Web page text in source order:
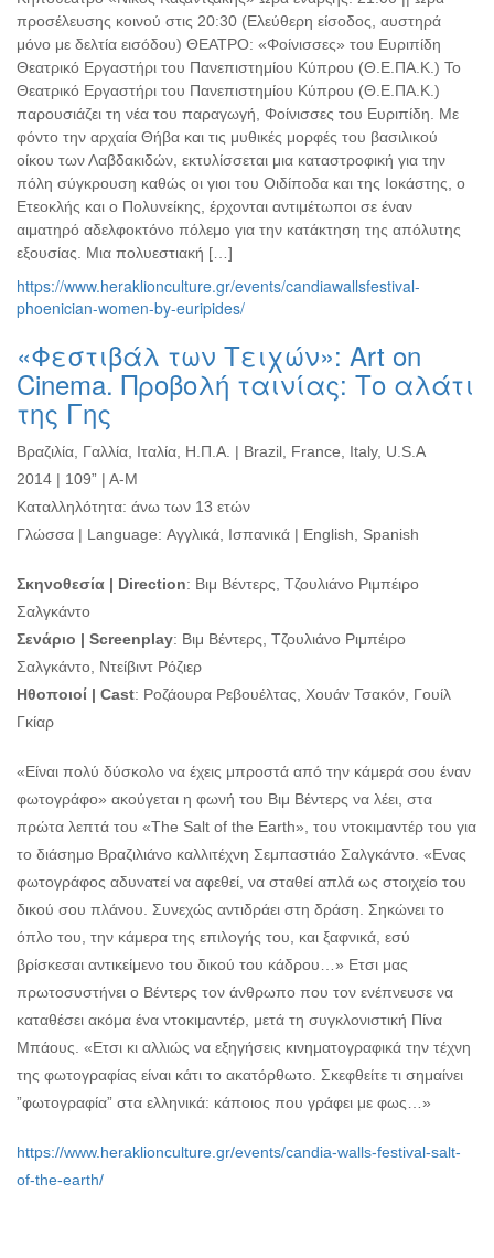
προσέλευσης κοινού στις 20:30 (Ελεύθερη είσοδος, αυστηρά
μόνο με δελτία εισόδου) ΘΕΑΤΡΟ: «Φοίνισσες» του Ευριπίδη
Θεατρικό Εργαστήρι του Πανεπιστημίου Κύπρου (Θ.Ε.ΠΑ.Κ.) Το
Θεατρικό Εργαστήρι του Πανεπιστημίου Κύπρου (Θ.Ε.ΠΑ.Κ.)
παρουσιάζει τη νέα του παραγωγή, Φοίνισσες του Ευριπίδη. Με
φόντο την αρχαία Θήβα και τις μυθικές μορφές του βασιλικού
οίκου των Λαβδακιδών, εκτυλίσσεται μια καταστροφική για την
πόλη σύγκρουση καθώς οι γιοι του Οιδίποδα και της Ιοκάστης, ο
Ετεοκλής και ο Πολυνείκης, έρχονται αντιμέτωποι σε έναν
αιματηρό αδελφοκτόνο πόλεμο για την κατάκτηση της απόλυτης
εξουσίας. Μια πολυεστιακή […]
https://www.heraklionculture.gr/events/candiawallsfestival-
phoenician-women-by-euripides/
«Φεστιβάλ των Τειχών»: Art on
Cinema. Προβολή ταινίας: Το αλάτι
της Γης
Bραζιλία, Γαλλία, Ιταλία, Η.Π.Α. | Brazil, France, Italy, U.S.A
2014 | 109” | A-M
Καταλληλότητα: άνω των 13 ετών
Γλώσσα | Language: Αγγλικά, Ισπανικά | English, Spanish
Σκηνοθεσία | Direction: Βιμ Βέντερς, Τζουλιάνο Ριμπέιρο
Σαλγκάντο
Σενάριο | Screenplay: Βιμ Βέντερς, Τζουλιάνο Ριμπέιρο
Σαλγκάντο, Ντείβιντ Ρόζιερ
Ηθοποιοί | Cast: Ροζάουρα Ρεβουέλτας, Χουάν Τσακόν, Γουίλ
Γκίαρ
«Είναι πολύ δύσκολο να έχεις μπροστά από την κάμερά σου έναν
φωτογράφο» ακούγεται η φωνή του Βιμ Βέντερς να λέει, στα
πρώτα λεπτά του «The Salt of the Earth», του ντοκιμαντέρ του για
το διάσημο Βραζιλιάνο καλλιτέχνη Σεμπαστιάο Σαλγκάντο. «Ενας
φωτογράφος αδυνατεί να αφεθεί, να σταθεί απλά ως στοιχείο του
δικού σου πλάνου. Συνεχώς αντιδράει στη δράση. Σηκώνει το
όπλο του, την κάμερα της επιλογής του, και ξαφνικά, εσύ
βρίσκεσαι αντικείμενο του δικού του κάδρου…» Ετσι μας
πρωτοσυστήνει ο Βέντερς τον άνθρωπο που τον ενέπνευσε να
καταθέσει ακόμα ένα ντοκιμαντέρ, μετά τη συγκλονιστική Πίνα
Μπάους. «Ετσι κι αλλιώς να εξηγήσεις κινηματογραφικά την τέχνη
της φωτογραφίας είναι κάτι το ακατόρθωτο. Σκεφθείτε τι σημαίνει
”φωτογραφία” στα ελληνικά: κάποιος που γράφει με φως…»
https://www.heraklionculture.gr/events/candia-walls-festival-salt-
of-the-earth/